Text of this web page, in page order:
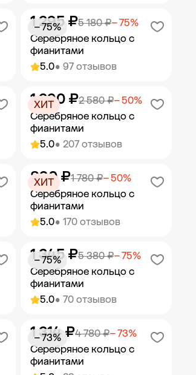
Добавить в корзину
5.0• 97 отзывов
Серебряное кольцо с
фианитами
5 180 ₽− 75%
1 295 ₽
− 75%
Добавить в корзину
5.0• 207 отзывов
Серебряное кольцо с
фианитами
2 580 ₽− 50%
1 290 ₽
ХИТ
Добавить в корзину
5.0• 170 отзывов
Серебряное кольцо с
фианитами
1 780 ₽− 50%
890 ₽
ХИТ
Добавить в корзину
5.0• 70 отзывов
Серебряное кольцо с
фианитами
5 380 ₽− 75%
1 345 ₽
− 75%
Добавить в корзину
Серебряное кольцо с
фианитами
4 780 ₽− 73%
1 314 ₽
− 73%